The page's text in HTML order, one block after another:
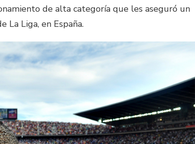
de alta categoría que les aseguró un
La Liga, en España.